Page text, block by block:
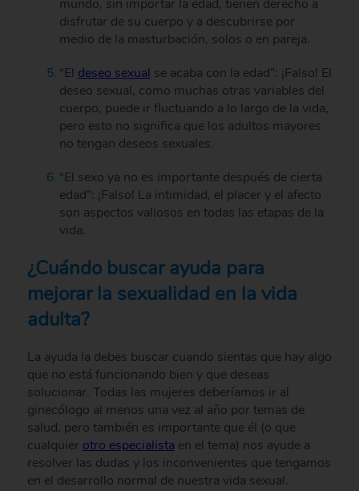
mundo, sin importar la edad, tienen derecho a
disfrutar de su cuerpo y a descubrirse por
medio de la masturbación, solos o en pareja.
“El deseo sexual se acaba con la edad”: ¡Falso! El
deseo sexual, como muchas otras variables del
cuerpo, puede ir fluctuando a lo largo de la vida,
pero esto no significa que los adultos mayores
no tengan deseos sexuales.
“El sexo ya no es importante después de cierta
edad”: ¡Falso! La intimidad, el placer y el afecto
son aspectos valiosos en todas las etapas de la
vida.
¿Cuándo buscar ayuda para
mejorar la sexualidad en la vida
adulta?
La ayuda la debes buscar cuando sientas que hay algo
que no está funcionando bien y que deseas
solucionar. Todas las mujeres deberíamos ir al
ginecólogo al menos una vez al año por temas de
salud, pero también es importante que él (o que
cualquier otro especialista en el tema) nos ayude a
resolver las dudas y los inconvenientes que tengamos
en el desarrollo normal de nuestra vida sexual.